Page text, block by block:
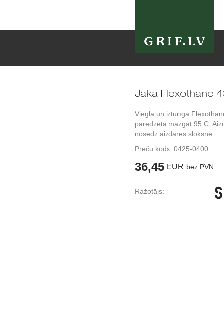
Jaka Flexothane
Viegla un izturīga
paredzēta mazgāt 95 C.
nosedz aizdares sloksne.
Preču kods: 0425-0400
36,45 EUR bez PVN
Ražotājs: